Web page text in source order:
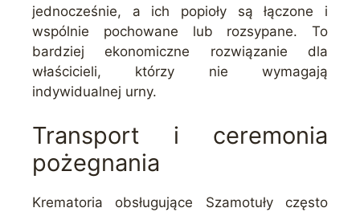
jednocześnie, a ich popioły są łączone i
wspólnie pochowane lub rozsypane. To
bardziej ekonomiczne rozwiązanie dla
właścicieli, którzy nie wymagają
indywidualnej urny.
Transport i ceremonia
pożegnania
Krematoria obsługujące Szamotuły często